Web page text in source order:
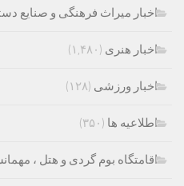
اخبار میراث فرهنگی و صنایع
اخبار هنری (۱,۴۸۰)
اخبار ورزشی (۱۲۸)
اطلاعیه ها (۳۵۰)
اقامتگاه بوم گردی و هتل ،